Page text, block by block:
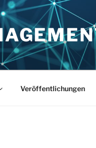
Veröffentlichungen